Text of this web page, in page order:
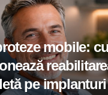
mobile:
pe